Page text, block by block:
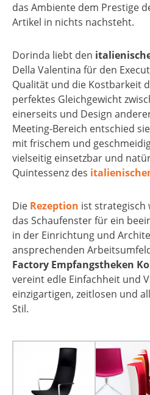
das Ambiente dem Prestige
Artikel in nichts nachsteht.
Dorinda liebt den
Della Valentina für den
Qualität und die Kostbarkeit
perfektes Gleichgewicht
einerseits und Design
Meeting-Bereich entschied
mit frischem und
vielseitig einsetzbar und
Quintessenz des
Die Rezeption ist strategisch
das Schaufenster für ein
in der Einrichtung und
ansprechenden
Factory Empfangstheken
vereint edle Einfachheit und
einzigartigen, zeitlosen und
Stil.